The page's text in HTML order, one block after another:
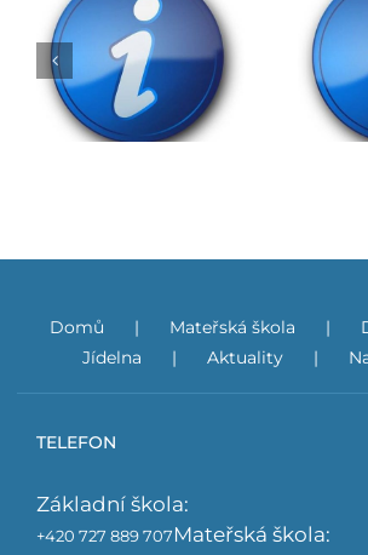
Obědy do škol
Domů Mateřská škola
Jídelna
Aktuality
TELEFON
Základní škola:
+420 727 889 707Mateřská škola: